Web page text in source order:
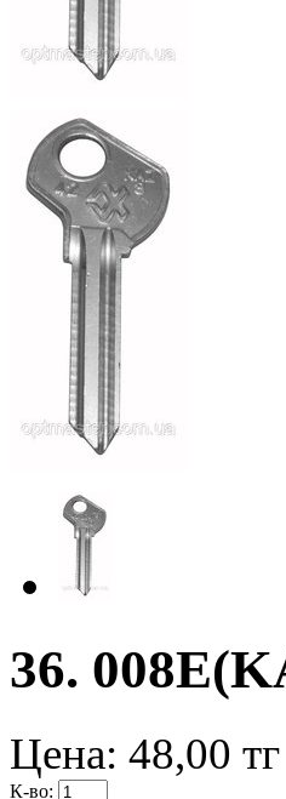
36.
Цена: 48,00 тг
К-во: